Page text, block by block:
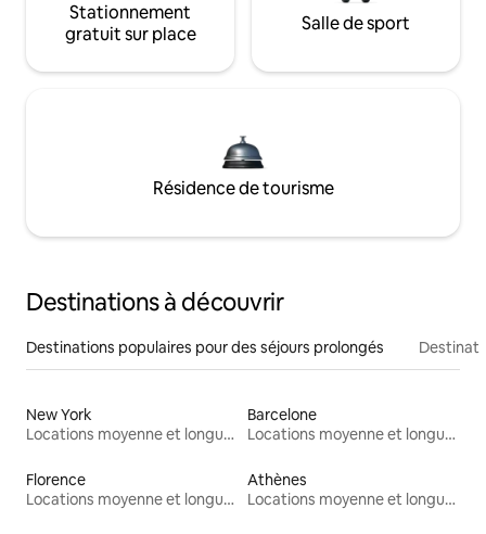
Stationnement
gratuit sur place
Salle de sport
Résidence de tourisme
Destinations à découvrir
Destinations populaires pour des séjours prolongés
New York
Locations moyenne et longue durée
Barcelone
Locations moyenne et longue durée
Florence
Locations moyenne et longue durée
Athènes
Locations moyenne et longue durée